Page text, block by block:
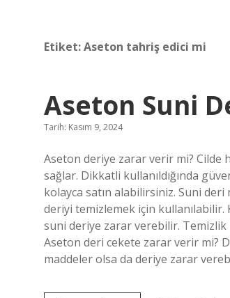
Etiket:Aseton tahriş edici mi
Aseton Suni
Tarih: Kasım 9, 2024
Aseton deriye zarar verir mi? Cilde
sağlar. Dikkatli kullanıldığında
kolayca satın alabilirsiniz. Suni
deriyi temizlemek için kullanılabilir.
suni deriye zarar verebilir.
Aseton deri cekete zarar verir mi?
maddeler olsa da deriye zarar